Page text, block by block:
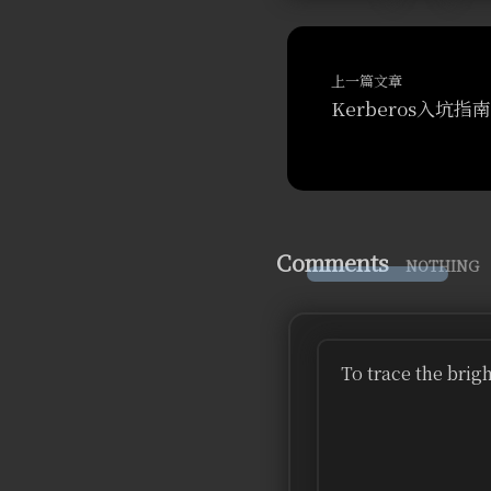
上一篇文章
Kerberos入坑指南
Comments NOTHING
To trace the